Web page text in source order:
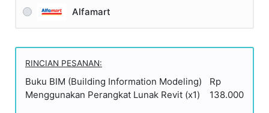
Alfamart
RINCIAN PESANAN:
Buku BIM (Building Information Modeling)
Menggunakan Perangkat Lunak Revit (x1)
Rp
138.000